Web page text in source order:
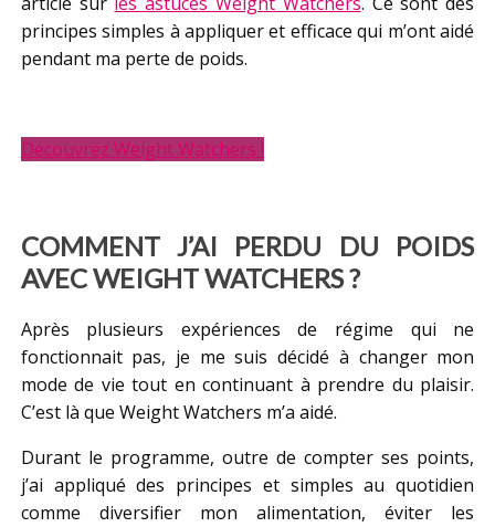
principes simples à appliquer et efficace qui m’ont aidé
pendant ma perte de poids.
Découvrez Weight Watchers !
COMMENT J’AI PERDU DU POIDS
AVEC WEIGHT WATCHERS ?
Après plusieurs expériences de régime qui ne
fonctionnait pas, je me suis décidé à changer mon
mode de vie tout en continuant à prendre du plaisir.
C’est là que Weight Watchers m’a aidé.
Durant le programme, outre de compter ses points,
j’ai appliqué des principes et simples au quotidien
comme diversifier mon alimentation, éviter les